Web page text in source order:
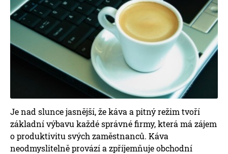
Je nad slunce jasnější, že káva a pitný režim tvoří
základní výbavu každé správné firmy, která má zájem
o produktivitu svých zaměstnanců. Káva
neodmyslitelně provází a zpříjemňuje obchodní